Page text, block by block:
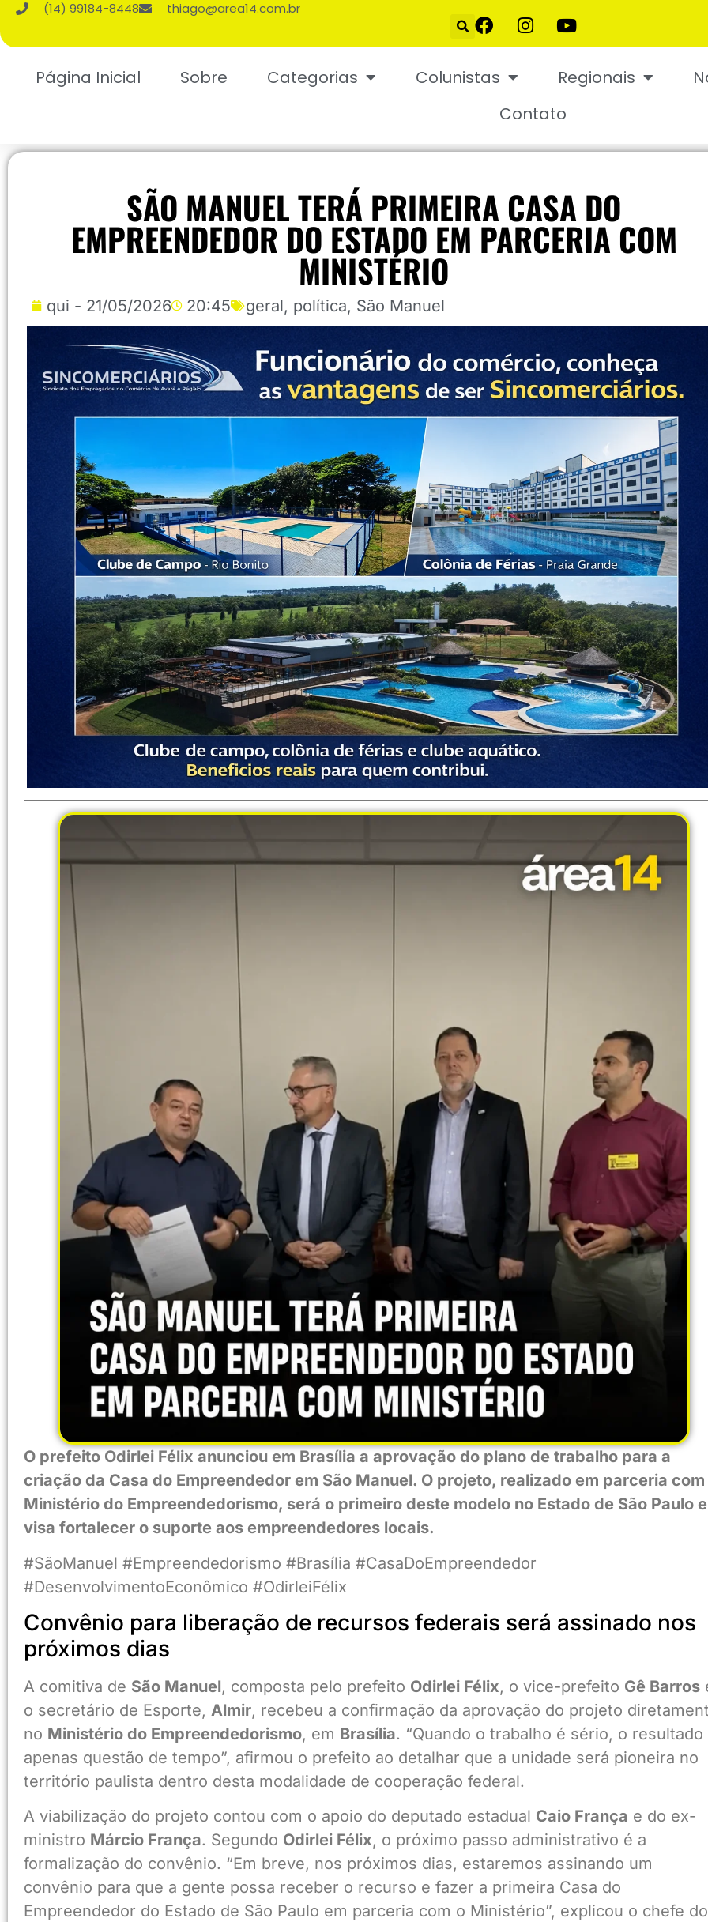
(14) 99184-8448 thiago@area14.com.br
Página Inicial Sobre Categorias Colunistas Regionais
Contato
SÃO MANUEL TERÁ PRIMEIRA CASA DO
EMPREENDEDOR DO ESTADO EM PARCERIA COM
MINISTÉRIO
qui - 21/05/2026 20:45 geral, política, São Manuel
O prefeito Odirlei Félix anunciou em Brasília a aprovação do plano de trabalho para a
criação da Casa do Empreendedor em São Manuel. O projeto, realizado em parceria com
Ministério do Empreendedorismo, será o primeiro deste modelo no Estado de São Paulo e
visa fortalecer o suporte aos empreendedores locais.
#SãoManuel #Empreendedorismo #Brasília #CasaDoEmpreendedor
#DesenvolvimentoEconômico #OdirleiFélix
Convênio para liberação de recursos federais será assinado nos
próximos dias
A comitiva de São Manuel, composta pelo prefeito Odirlei Félix, o vice-prefeito Gê Barros
o secretário de Esporte, Almir, recebeu a confirmação da aprovação do projeto
no Ministério do Empreendedorismo, em Brasília. “Quando o trabalho é sério, o resultado
apenas questão de tempo”, afirmou o prefeito ao detalhar que a unidade será pioneira no
território paulista dentro desta modalidade de cooperação federal.
A viabilização do projeto contou com o apoio do deputado estadual Caio França e do ex-
ministro Márcio França. Segundo Odirlei Félix, o próximo passo administrativo é a
formalização do convênio. “Em breve, nos próximos dias, estaremos assinando um
convênio para que a gente possa receber o recurso e fazer a primeira Casa do
Empreendedor do Estado de São Paulo em parceria com o Ministério”, explicou o chefe do